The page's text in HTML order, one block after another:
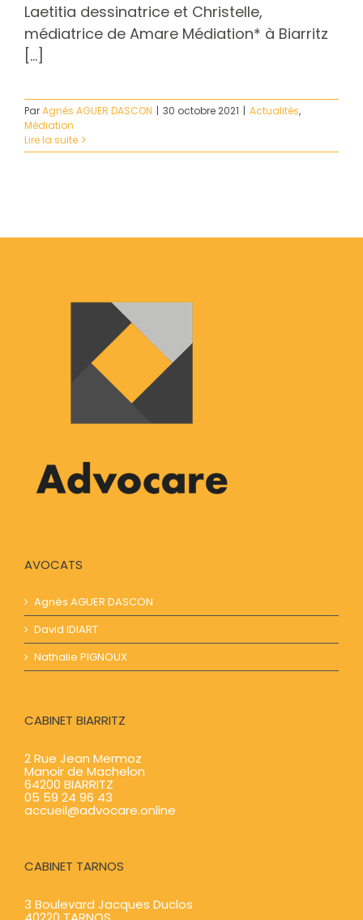
Laetitia dessinatrice et Christelle,
médiatrice de Amare Médiation* à Biarritz
[...]
ParAgnès AGUER DASCON | 30 octobre 2021 | Actualités,
Médiation
Lire la suite
AVOCATS
Agnès AGUER​​ DASCON
David IDIART​​
Nathalie PIGNOUX
CABINET BIARRITZ
2 Rue Jean Mermoz
Manoir de Machelon
64200 BIARRITZ
05 59 24 96 43
accueil@advocare.online
CABINET TARNOS
3 Boulevard Jacques Duclos